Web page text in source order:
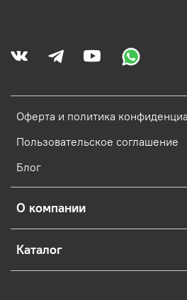
Оферта и политика
Пользовательское соглашение
Блог
О компании
Каталог